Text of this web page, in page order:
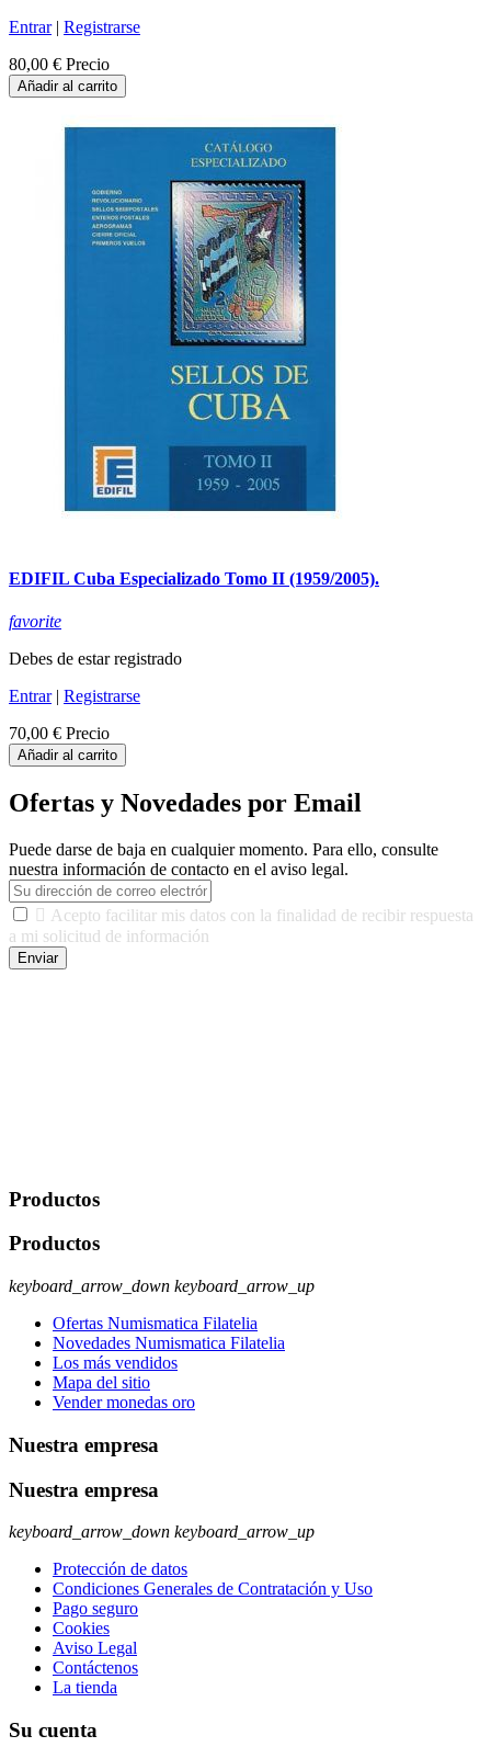
Entrar| Registrarse
80,00 € Precio
Añadir al carrito
EDIFIL Cuba Especializado Tomo II (1959/2005).
favorite
Debes de estar registrado
Entrar| Registrarse
70,00 € Precio
Añadir al carrito
Ofertas y Novedades por Email
Puede darse de baja en cualquier momento. Para ello, consulte
nuestra información de contacto en el aviso legal.
 Acepto facilitar mis datos con la finalidad de recibir respuesta
a mi solicitud de información
Enviar
Productos
Productos
keyboard_arrow_down keyboard_arrow_up
Ofertas Numismatica Filatelia
Novedades Numismatica Filatelia
Los más vendidos
Mapa del sitio
Vender monedas oro
Nuestra empresa
Nuestra empresa
keyboard_arrow_down keyboard_arrow_up
Protección de datos
Condiciones Generales de Contratación y Uso
Pago seguro
Cookies
Aviso Legal
Contáctenos
La tienda
Su cuenta